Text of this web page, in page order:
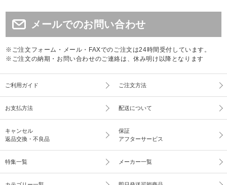
メールでのお問い合わせ
※ご注文フォーム・メール・FAXでのご注文は24時間受付しています。
※ご注文の納期・お問い合わせのご連絡は、休み明け以降となります
ご利用ガイド ご注文方法
お支払方法 配送について
キャンセル
返品交換・不良品
保証
アフターサービス
特集一覧 メーカー一覧